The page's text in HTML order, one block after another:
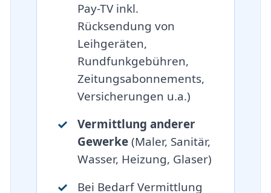
Pay-TV inkl.
Rücksendung von
Leihgeräten,
Rundfunkgebühren,
Zeitungsabonnements,
Versicherungen u.a.)
Vermittlung anderer
Gewerke(Maler, Sanitär,
Wasser, Heizung, Glaser)
Bei Bedarf Vermittlung